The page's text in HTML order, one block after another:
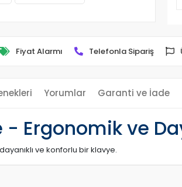
Fiyat Alarmı Telefonla Sipariş
Yorumlar Garanti ve İade
Ergonomik ve
ve konforlu bir klavye.